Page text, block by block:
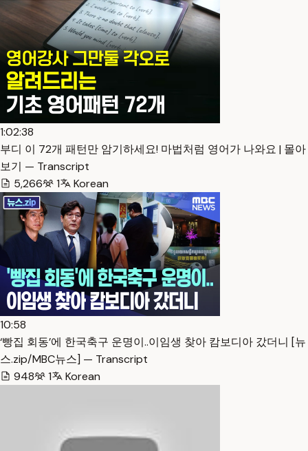
1:02:38
부디 이 72개 패턴만 암기하세요! 마법처럼 영어가 나와요 | 몰아
보기 — Transcript
5,266
1 Korean
10:58
‘빵집 회동’에 한국축구 운명이..이임생 찾아 캄보디아 갔더니 [뉴
스.zip/MBC뉴스] — Transcript
948
1 Korean